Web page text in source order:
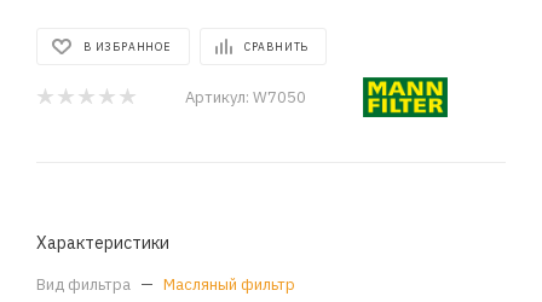
В ИЗБРАННОЕ СРАВНИТЬ
Артикул: W7050
Характеристики
Вид фильтра — Масляный фильтр